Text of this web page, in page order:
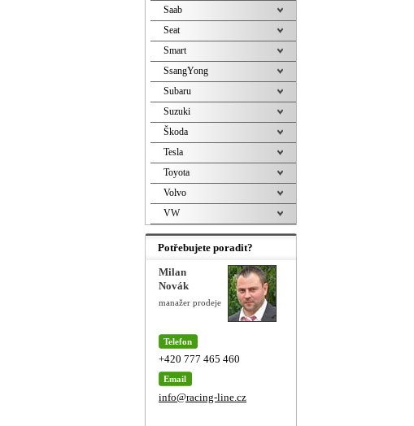
Saab
Seat
Smart
SsangYong
Subaru
Suzuki
Škoda
Tesla
Toyota
Volvo
VW
Potřebujete poradit?
Milan
Novák
manažer prodeje
Telefon
+420 777 465 460
Email
info@racing-line.cz